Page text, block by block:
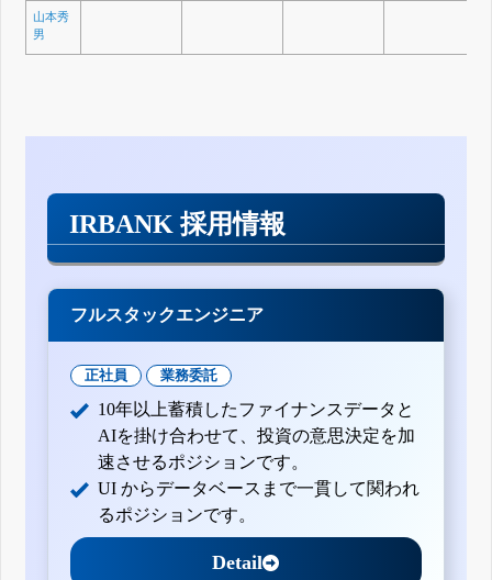
山本秀
男
IRBANK 採用情報
フルスタックエンジニア
正社員 業務委託
10年以上蓄積したファイナンスデータと
AIを掛け合わせて、投資の意思決定を加
速させるポジションです。
UI からデータベースまで一貫して関われ
るポジションです。
Detail